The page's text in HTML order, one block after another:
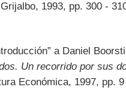
1993, pp. 300 -
a Daniel
Un recorrido por sus
Económica, 1997, pp.